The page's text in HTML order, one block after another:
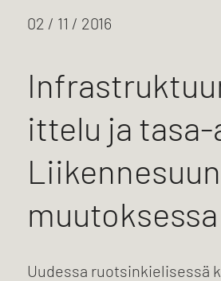
02 / 11 / 2016
ittelu ja tasa-
muutoksessa
Uudessa ruotsinkielisessä